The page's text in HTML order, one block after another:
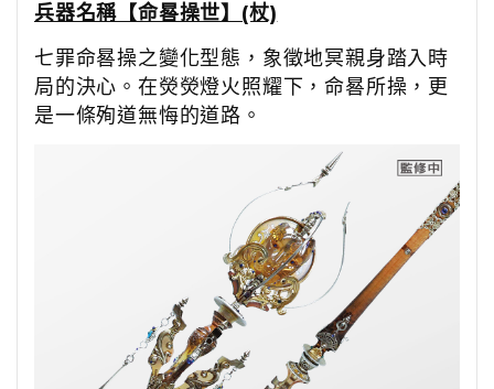
兵器名稱【命晷操世】(杖)
七罪命晷操之變化型態，象徵地冥親身踏入時
局的決心。在熒熒燈火照耀下，命晷所操，更
是一條殉道無悔的道路。